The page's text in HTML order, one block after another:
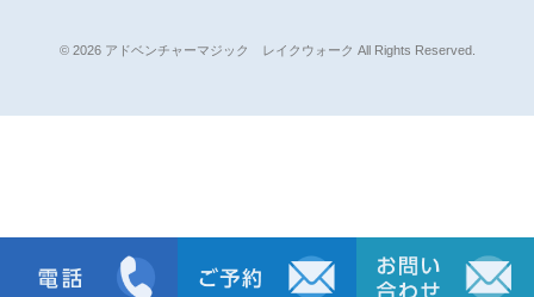
© 2026 アドベンチャーマジック レイクウォーク All Rights Reserved.